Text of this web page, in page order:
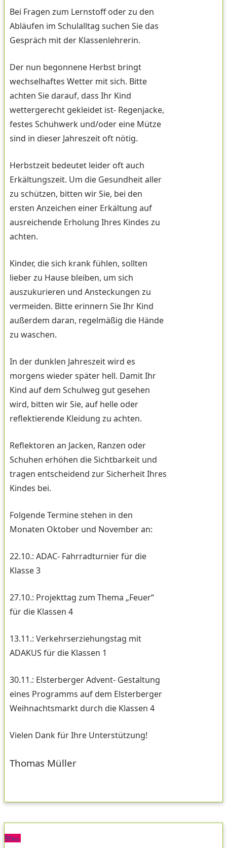
Bei Fragen zum Lernstoff oder zu den
Abläufen im Schulalltag suchen Sie das
Gespräch mit der Klassenlehrerin.
Der nun begonnene Herbst bringt
wechselhaftes Wetter mit sich. Bitte
achten Sie darauf, dass Ihr Kind
wettergerecht gekleidet ist- Regenjacke,
festes Schuhwerk und/oder eine Mütze
sind in dieser Jahreszeit oft nötig.
Herbstzeit bedeutet leider oft auch
Erkältungszeit. Um die Gesundheit aller
zu schützen, bitten wir Sie, bei den
ersten Anzeichen einer Erkältung auf
ausreichende Erholung Ihres Kindes zu
achten.
Kinder, die sich krank fühlen, sollten
lieber zu Hause bleiben, um sich
auszukurieren und Ansteckungen zu
vermeiden. Bitte erinnern Sie Ihr Kind
außerdem daran, regelmäßig die Hände
zu waschen.
In der dunklen Jahreszeit wird es
morgens wieder später hell. Damit Ihr
Kind auf dem Schulweg gut gesehen
wird, bitten wir Sie, auf helle oder
reflektierende Kleidung zu achten.
Reflektoren an Jacken, Ranzen oder
Schuhen erhöhen die Sichtbarkeit und
tragen entscheidend zur Sicherheit Ihres
Kindes bei.
Folgende Termine stehen in den
Monaten Oktober und November an:
22.10.: ADAC- Fahrradturnier für die
Klasse 3
27.10.: Projekttag zum Thema „Feuer“
für die Klassen 4
13.11.: Verkehrserziehungstag mit
ADAKUS für die Klassen 1
30.11.: Elsterberger Advent- Gestaltung
eines Programms auf dem Elsterberger
Weihnachtsmarkt durch die Klassen 4
Vielen Dank für Ihre Unterstützung!
Thomas Müller
9Dez.